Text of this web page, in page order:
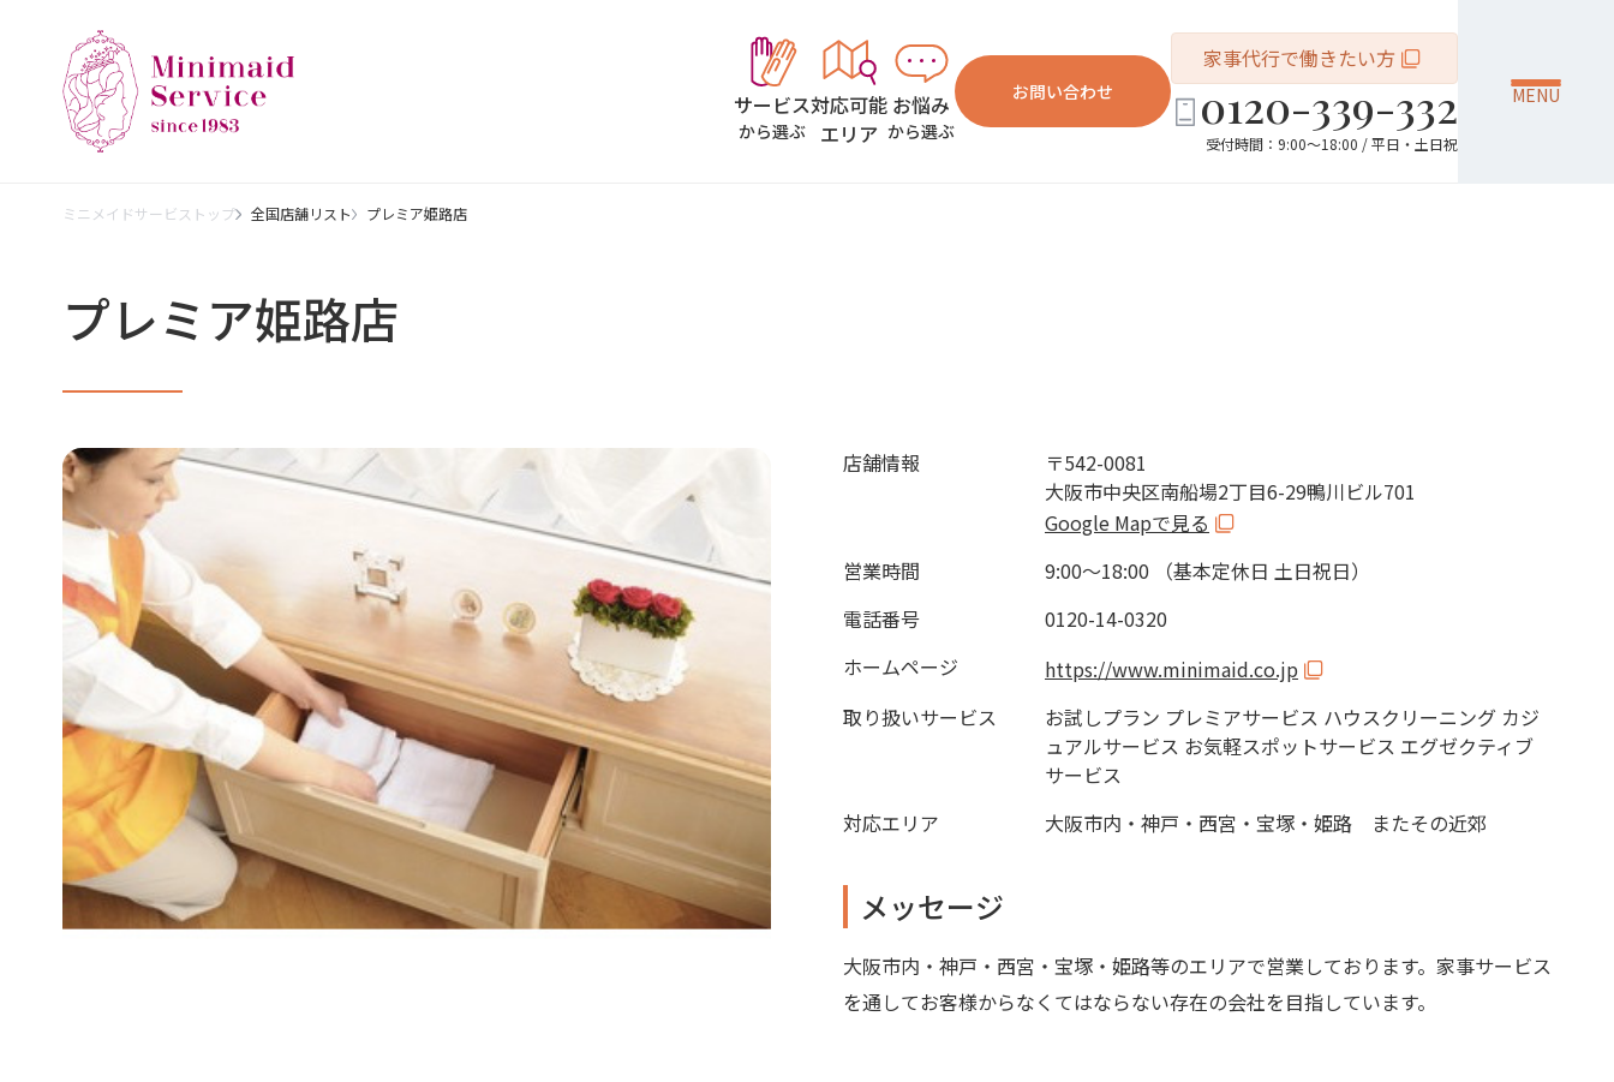
サービス
から選ぶ
対応可能
エリア
お悩み
から選ぶ
お問い合わせ
家事代行で働きたい方
0120-339-332
受付時間：9:00～18:00 / 平日・土日祝
MENU
ミニメイドサービストップ 全国店舗リスト プレミア姫路店
プレミア姫路店
店舗情報
〒542-0081
大阪市中央区南船場2丁目6-29鴨川ビル701
Google Mapで見る
営業時間
9:00～18:00 （基本定休日 土日祝日）
電話番号
0120-14-0320
ホームページ
https://www.minimaid.co.jp
取り扱いサービス
お試しプラン プレミアサービス ハウスクリーニング カジ
ュアルサービス お気軽スポットサービス エグゼクティブ
サービス
対応エリア
大阪市内・神戸・西宮・宝塚・姫路 またその近郊
メッセージ
大阪市内・神戸・西宮・宝塚・姫路等のエリアで営業しております。家事サービス
を通してお客様からなくてはならない存在の会社を目指しています。